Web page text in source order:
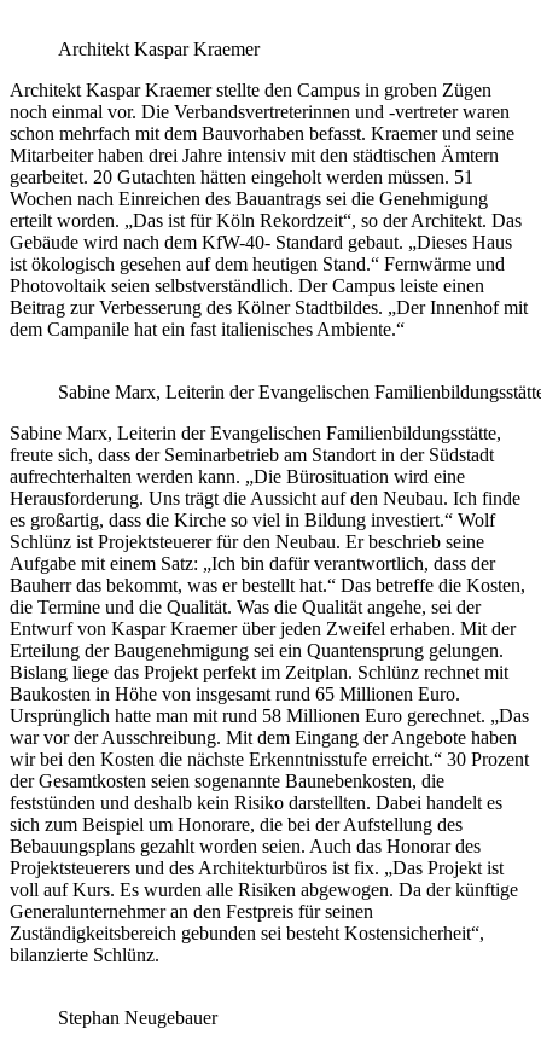
Architekt Kaspar Kraemer
Architekt Kaspar Kraemer stellte den Campus in groben Zügen
noch einmal vor. Die Verbandsvertreterinnen und -vertreter waren
schon mehrfach mit dem Bauvorhaben befasst. Kraemer und seine
Mitarbeiter haben drei Jahre intensiv mit den städtischen Ämtern
gearbeitet. 20 Gutachten hätten eingeholt werden müssen. 51
Wochen nach Einreichen des Bauantrags sei die Genehmigung
erteilt worden. „Das ist für Köln Rekordzeit“, so der Architekt. Das
Gebäude wird nach dem KfW-40- Standard gebaut. „Dieses Haus
ist ökologisch gesehen auf dem heutigen Stand.“ Fernwärme und
Photovoltaik seien selbstverständlich. Der Campus leiste einen
Beitrag zur Verbesserung des Kölner Stadtbildes. „Der Innenhof mit
dem Campanile hat ein fast italienisches Ambiente.“
Sabine Marx, Leiterin der Evangelischen
Sabine Marx, Leiterin der Evangelischen Familienbildungsstätte,
freute sich, dass der Seminarbetrieb am Standort in der Südstadt
aufrechterhalten werden kann. „Die Bürosituation wird eine
Herausforderung. Uns trägt die Aussicht auf den Neubau. Ich finde
es großartig, dass die Kirche so viel in Bildung investiert.“ Wolf
Schlünz ist Projektsteuerer für den Neubau. Er beschrieb seine
Aufgabe mit einem Satz: „Ich bin dafür verantwortlich, dass der
Bauherr das bekommt, was er bestellt hat.“ Das betreffe die Kosten,
die Termine und die Qualität. Was die Qualität angehe, sei der
Entwurf von Kaspar Kraemer über jeden Zweifel erhaben. Mit der
Erteilung der Baugenehmigung sei ein Quantensprung gelungen.
Bislang liege das Projekt perfekt im Zeitplan. Schlünz rechnet mit
Baukosten in Höhe von insgesamt rund 65 Millionen Euro.
Ursprünglich hatte man mit rund 58 Millionen Euro gerechnet. „Das
war vor der Ausschreibung. Mit dem Eingang der Angebote haben
wir bei den Kosten die nächste Erkenntnisstufe erreicht.“ 30 Prozent
der Gesamtkosten seien sogenannte Baunebenkosten, die
feststünden und deshalb kein Risiko darstellten. Dabei handelt es
sich zum Beispiel um Honorare, die bei der Aufstellung des
Bebauungsplans gezahlt worden seien. Auch das Honorar des
Projektsteuerers und des Architekturbüros ist fix. „Das Projekt ist
voll auf Kurs. Es wurden alle Risiken abgewogen. Da der künftige
Generalunternehmer an den Festpreis für seinen
Zuständigkeitsbereich gebunden sei besteht Kostensicherheit“,
bilanzierte Schlünz.
Stephan Neugebauer